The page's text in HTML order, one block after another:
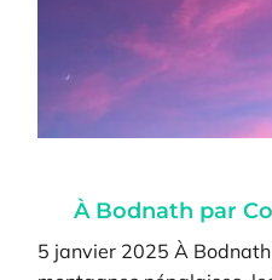
À Bodnath par
5 janvier 2025 À